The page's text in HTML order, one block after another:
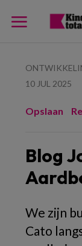
10 JUL 2025
Opslaan
Blog
We zijn
Cato